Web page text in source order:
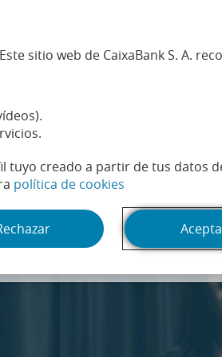
Este sitio web de CaixaBank S. A.
creado a partir de tus datos
política de cookies
nueva)
construcción
Puedes acceder al contenido de ví­deo cambiando tu